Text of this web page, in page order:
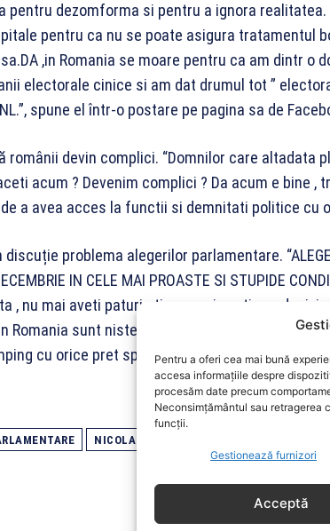
Pentru a oferi cea mai bună
accesa informațiile despre
procesăm date precum
Neconsimțământul sau retragerea
funcții.
Gestionează furnizori
Acceptă
pentru dezomforma si pentru a ignora realitatea.
pentru ca nu se poate asigura tratamentul
,in Romania se moare pentru ca am dintr o
electorale cinice si am dat drumul tot ”
spune el într-o postare pe pagina sa de
românii devin complici. “Domnilor care altadata
acum ? Devenim complici ? Da acum e bine ,
a avea acces la functii si demnitati politice cu
problema alegerilor parlamentare.
IN CELE MAI PROASTE SI STUPIDE
, nu mai aveti paturi ati , nu mai aveti remdesivir
Romania sunt niste eroi – adevaratii eroi alaturi
cu orice pret spre inca un val de
NICOLAE BANICIOIU